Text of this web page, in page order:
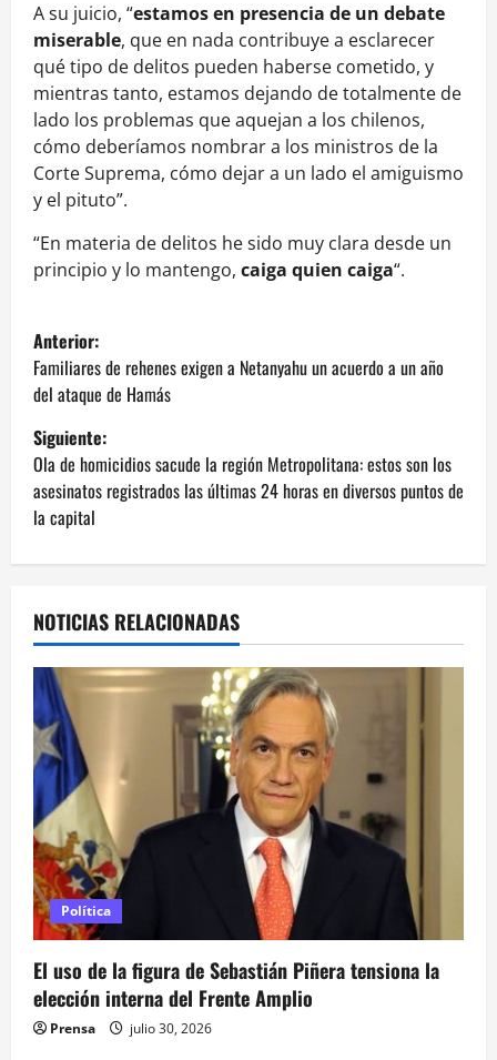
A su juicio, “estamos en presencia de un debate
miserable, que en nada contribuye a esclarecer
qué tipo de delitos pueden haberse cometido, y
mientras tanto, estamos dejando de totalmente de
lado los problemas que aquejan a los chilenos,
cómo deberíamos nombrar a los ministros de la
Corte Suprema, cómo dejar a un lado el amiguismo
y el pituto”.
“En materia de delitos he sido muy clara desde un
principio y lo mantengo, caiga quien caiga“.
N
a
v
e
g
a
c
i
ó
n
d
e
e
n
t
r
Anterior:
Familiares de rehenes exigen a Netanyahu un acuerdo a un año
del ataque de Hamás
Siguiente:
Ola de homicidios sacude la región Metropolitana: estos son los
asesinatos registrados las últimas 24 horas en diversos puntos de
la capital
NOTICIAS RELACIONADAS
Política
El uso de la figura de Sebastián Piñera tensiona la
elección interna del Frente Amplio
Prensa julio 30, 2026